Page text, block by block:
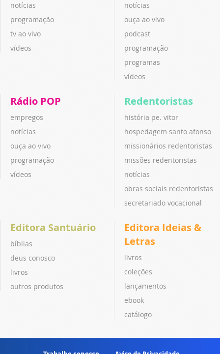
notícias
programação
tv ao vivo
vídeos
notícias
ouça ao vivo
podcast
programação
programas
vídeos
Rádio POP
empregos
notícias
ouça ao vivo
programação
vídeos
Redentoristas
história pe. vitor
hospedagem santo afonso
missionários redentoristas
missões redentoristas
notícias
obras sociais redentoristas
secretariado vocacional
Editora Santuário
bíblias
deus conosco
livros
outros produtos
Editora Ideias &
Letras
livros
coleções
lançamentos
ebook
catálogo